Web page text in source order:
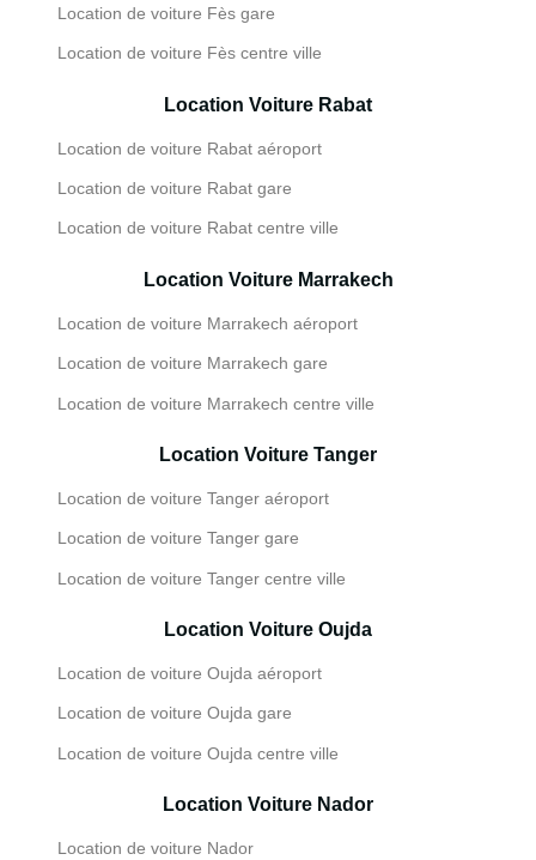
Location de voiture Fès gare
Location de voiture Fès centre ville
Location Voiture Rabat
Location de voiture Rabat aéroport
Location de voiture Rabat gare
Location de voiture Rabat centre ville
Location Voiture Marrakech
Location de voiture Marrakech aéroport
Location de voiture Marrakech gare
Location de voiture Marrakech centre ville
Location Voiture Tanger
Location de voiture Tanger aéroport
Location de voiture Tanger gare
Location de voiture Tanger centre ville
Location Voiture Oujda
Location de voiture Oujda aéroport
Location de voiture Oujda gare
Location de voiture Oujda centre ville
Location Voiture Nador
Location de voiture Nador